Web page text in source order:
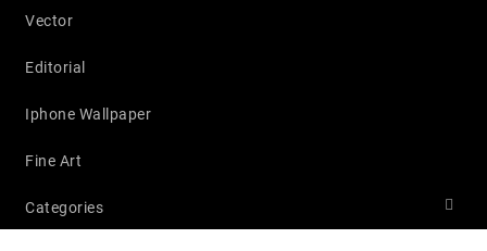
Vector
Editorial
Iphone Wallpaper
Fine Art
Categories